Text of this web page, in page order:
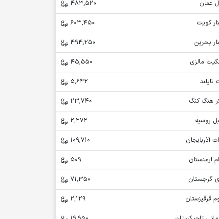
عمان
483,520
کویت
603,450
بحرین
494,250
مالزی
45,550
تایلند
5,642
هنگ کنگ
23,740
روسیه
2,272
آذربایجان
109,710
ارمنستان
509
گرجستان
71,350
قرقیزستان
2,129